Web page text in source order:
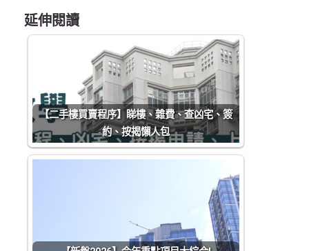
延伸閱讀
【二手樓買賣程序】睇樓、雜費、查凶宅、簽
約、按揭懶人包